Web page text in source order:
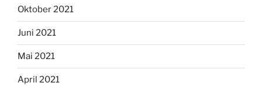
Oktober 2021
Juni 2021
Mai 2021
April 2021